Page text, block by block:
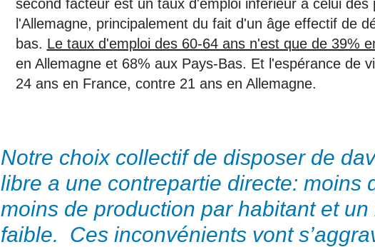
second facteur est un taux d'emploi inférieur à celui des
l'Allemagne, principalement du fait d'un âge effectif de
bas. Le taux d'emploi des 60-64 ans n'est que de 39%
en Allemagne et 68% aux Pays-Bas. Et l'espérance de
24 ans en France, contre 21 ans en Allemagne.
Notre choix collectif de disposer de
libre a une contrepartie directe: moins
moins de production par habitant et
faible. Ces inconvénients vont